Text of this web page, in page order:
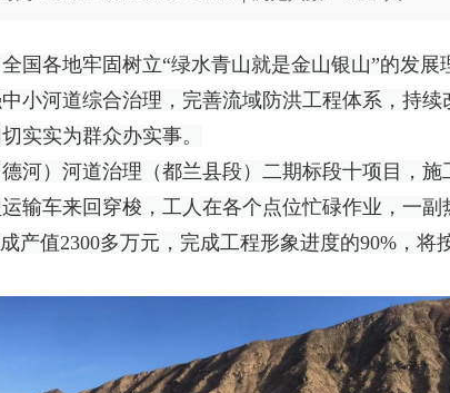
国各地牢固树立“绿水青山就是金山银山”的发展
小河道综合治理，完善流域防洪工程体系，持
实实为群众办实事。
河）河道治理（都兰县段）二期标段十项目，
输车来回穿梭，工人在各个点位忙碌作业，一副
产值2300多万元，完成工程形象进度的90%，将